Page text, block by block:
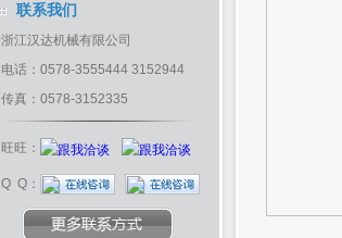
联系我们
浙江汉达机械有限公司
电话：0578-3555444 3152944
传真：0578-3152335
旺旺：
Q Q：